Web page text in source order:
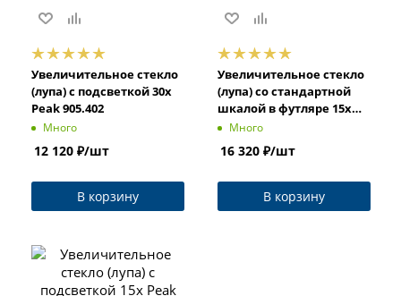
Увеличительное стекло
(лупа) с подсветкой 30x
Peak 905.402
Много
12 120 ₽/шт
В корзину
Увеличительное стекло
(лупа) со стандартной
шкалой в футляре 15x
Peak 905.270
Много
16 320 ₽/шт
В корзину